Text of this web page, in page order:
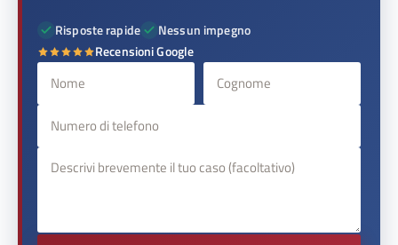
Risposte rapide
Nessun impegno
Recensioni Google